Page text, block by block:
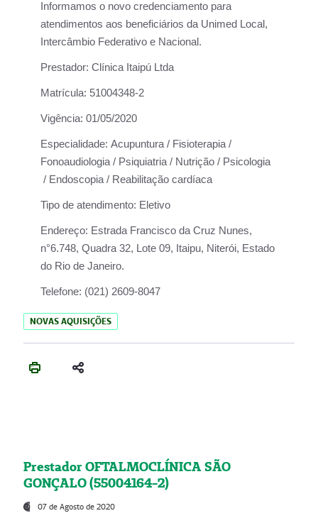
Informamos o novo credenciamento para
atendimentos aos beneficiários da Unimed Local,
Intercâmbio Federativo e Nacional.
Prestador: Clínica Itaipú Ltda
Matrícula: 51004348-2
Vigência: 01/05/2020
Especialidade: Acupuntura / Fisioterapia /
Fonoaudiologia / Psiquiatria / Nutrição / Psicologia
/ Endoscopia / Reabilitação cardíaca
Tipo de atendimento: Eletivo
Endereço: Estrada Francisco da Cruz Nunes,
n°6.748, Quadra 32, Lote 09, Itaipu, Niterói, Estado
do Rio de Janeiro.
Telefone: (021) 2609-8047
NOVAS AQUISIÇÕES
Prestador OFTALMOCLÍNICA SÃO
GONÇALO (55004164-2)
07 de Agosto de 2020